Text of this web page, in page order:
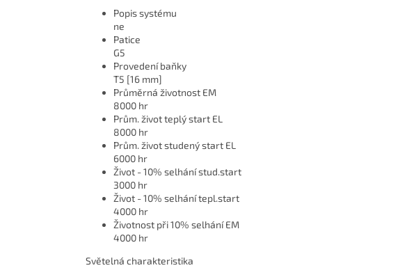
Popis systému
ne
Patice
G5
Provedení baňky
T5 [16 mm]
Průměrná životnost EM
8000 hr
Prům. život teplý start EL
8000 hr
Prům. život studený start EL
6000 hr
Život - 10% selhání stud.start
3000 hr
Život - 10% selhání tepl.start
4000 hr
Životnost při 10% selhání EM
4000 hr
Světelná charakteristika